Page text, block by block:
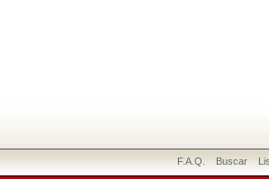
F.A.Q. Buscar